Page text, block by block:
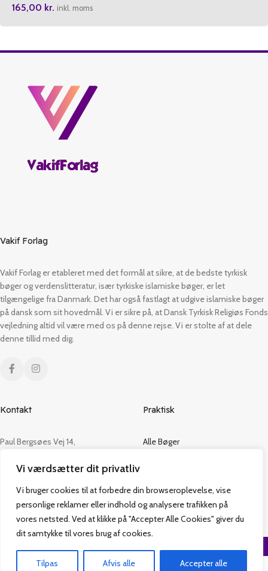
Vi værdsætter dit privatliv
Vi bruger cookies til at forbedre din browseroplevelse, vise
personlige reklamer eller indhold og analysere trafikken på
vores netsted. Ved at klikke på "Accepter Alle Cookies" giver du
dit samtykke til vores brug af cookies.
Tilpas Afvis alle Accepter alle
165,00 kr. inkl. moms
Vakif Forlag
Vakif Forlag er etableret med det formål at sikre, at de bedste tyrkisk
bøger og verdenslitteratur, især tyrkiske islamiske bøger, er let
tilgængelige fra Danmark. Det har også fastlagt at udgive islamiske bøger
på dansk som sit hovedmål. Vi er sikre på, at Dansk Tyrkisk Religiøs Fonds
vejledning altid vil være med os på denne rejse. Vi er stolte af at dele
denne tillid med dig.
Kontakt
Paul Bergsøes Vej 14,
CVR: 42813915
admin@vakifforlag.dk
+45 26 24 2354
Praktisk
Alle Bøger
Kontakt